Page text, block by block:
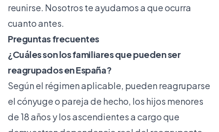
reunirse. Nosotros te ayudamos a que ocurra
cuanto antes.
Preguntas frecuentes
¿Cuáles son los familiares que pueden ser
reagrupados en España?
Según el régimen aplicable, pueden reagruparse
el cónyuge o pareja de hecho, los hijos menores
de 18 años y los ascendientes a cargo que